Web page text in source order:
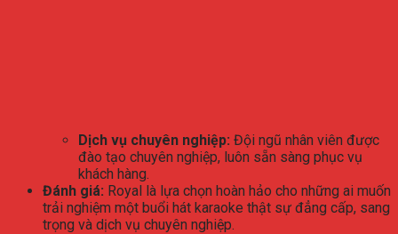
Dịch vụ chuyên nghiệp: Đội ngũ nhân viên được
đào tạo chuyên nghiệp, luôn sẵn sàng phục vụ
khách hàng.
Đánh giá: Royal là lựa chọn hoàn hảo cho những ai muốn
trải nghiệm một buổi hát karaoke thật sự đẳng cấp, sang
trọng và dịch vụ chuyên nghiệp.